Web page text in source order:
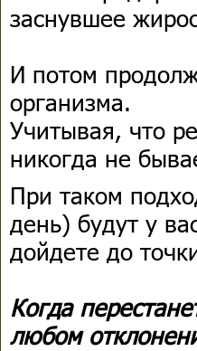
заснувшее
И потом
организма.
Учитывая, что
никогда не
При таком
день) будут у
дойдете до
Когда
любом